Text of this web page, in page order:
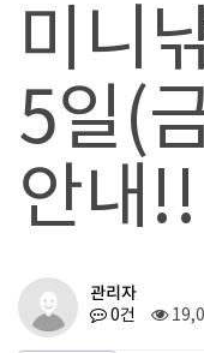
미니
5일(
안내!!
관리자
0건